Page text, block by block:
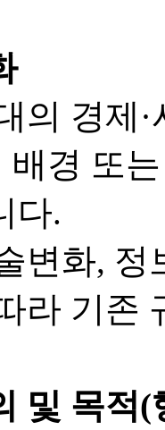
의 경제
배경 또
다.
변화,
라 기존
및 목적